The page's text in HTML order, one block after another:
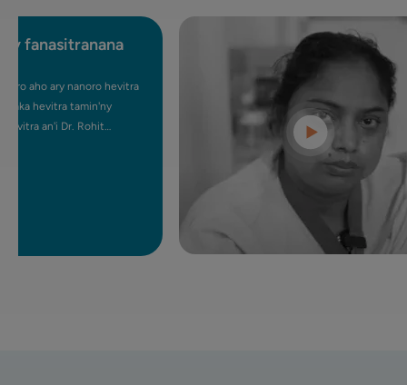
aho ary nanoro hevitra
hevitra tamin'ny
an'i Dr. Rohit